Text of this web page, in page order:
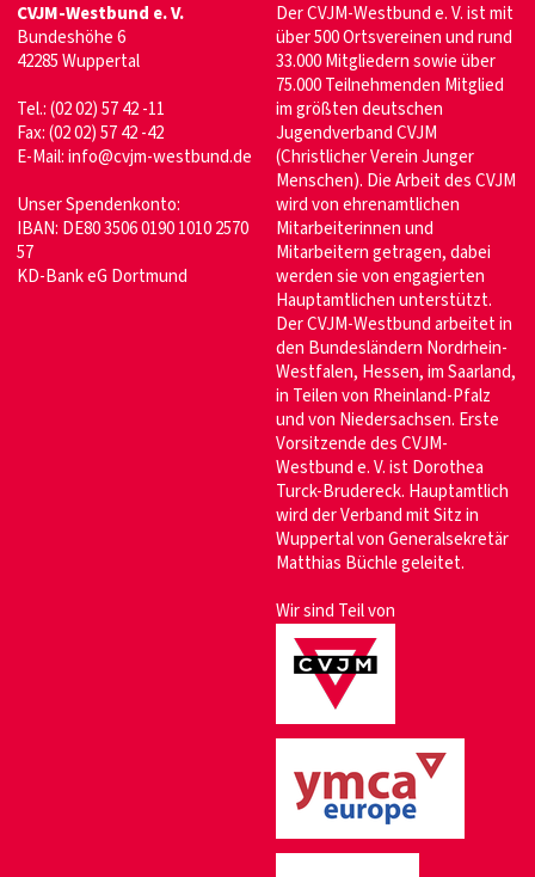
CVJM-Westbund e. V.
Bundeshöhe 6
42285 Wuppertal
Tel.: (02 02) 57 42 -11
Fax: (02 02) 57 42 -42
E-Mail:info@cvjm-westbund.de
Unser Spendenkonto:
IBAN: DE80 3506 0190 1010 2570
57
KD-Bank eG Dortmund
Der CVJM-Westbund e. V. ist mit
über 500 Ortsvereinen und rund
33.000 Mitgliedern sowie über
75.000 Teilnehmenden Mitglied
im größten deutschen
Jugendverband CVJM
(Christlicher Verein Junger
Menschen). Die Arbeit des CVJM
wird von ehrenamtlichen
Mitarbeiterinnen und
Mitarbeitern getragen, dabei
werden sie von engagierten
Hauptamtlichen unterstützt.
Der CVJM-Westbund arbeitet in
den Bundesländern Nordrhein-
Westfalen, Hessen, im Saarland,
in Teilen von Rheinland-Pfalz
und von Niedersachsen. Erste
Vorsitzende des CVJM-
Westbund e. V. ist Dorothea
Turck-Brudereck. Hauptamtlich
wird der Verband mit Sitz in
Wuppertal von Generalsekretär
Matthias Büchle geleitet.
Wir sind Teil von